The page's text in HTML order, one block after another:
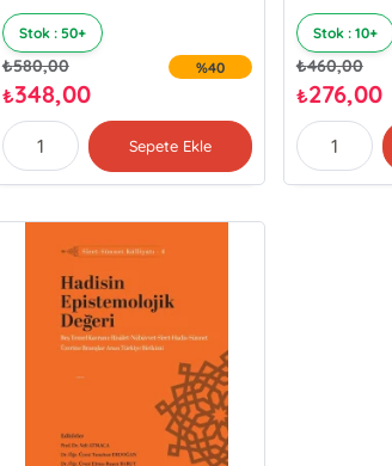
Stok : 50+
₺580,00
₺348,00
%40
Sepete Ekle
Stok : 10+
₺460,00
₺276,00